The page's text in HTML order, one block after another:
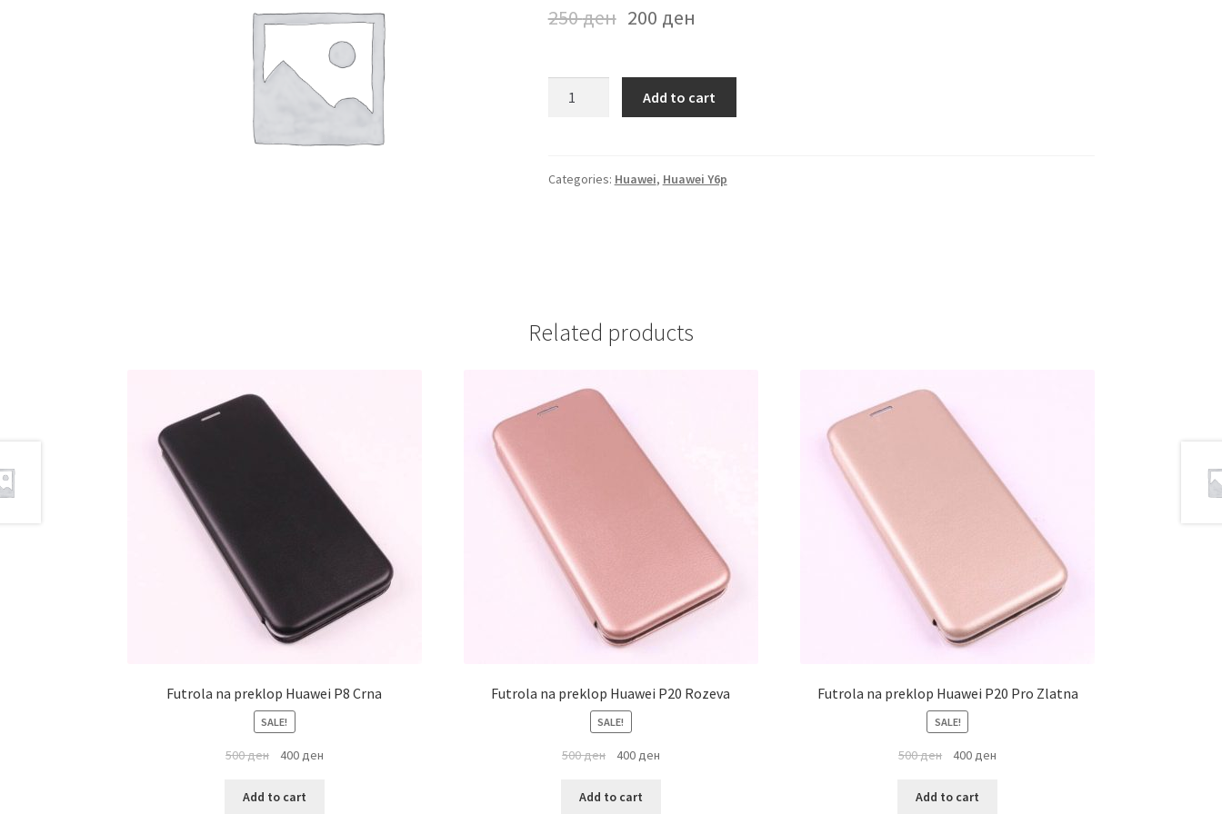
250ден 200 ден
quantity
Add to cart
Categories: Huawei, Huawei Y6p
Related products
Futrola na preklop Huawei P8 Crna
SALE!
500ден 400ден
Add to cart
Futrola na preklop Huawei P20 Rozeva
SALE!
500ден 400ден
Add to cart
Futrola na preklop Huawei P20 Pro Zlatna
SALE!
500ден 400ден
Add to cart